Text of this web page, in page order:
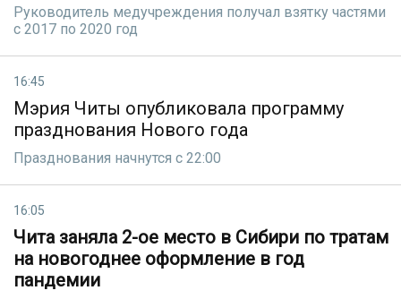
Руководитель медучреждения получал взятку частями
с 2017 по 2020 год
16:45
Мэрия Читы опубликовала программу
празднования Нового года
Празднования начнутся с 22:00
16:05
Чита заняла 2-ое место в Сибири по тратам
на новогоднее оформление в год
пандемии